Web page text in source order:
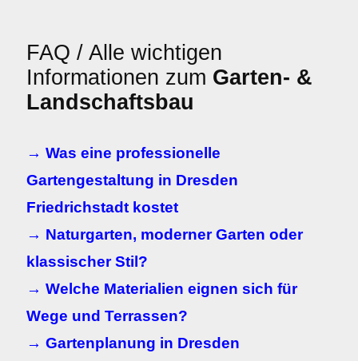
FAQ / Alle wichtigen
Informationen zum Garten- &
Landschaftsbau
→ Was eine professionelle
Gartengestaltung in Dresden
Friedrichstadt kostet
→ Naturgarten, moderner Garten oder
klassischer Stil?
→ Welche Materialien eignen sich für
Wege und Terrassen?
→ Gartenplanung in Dresden